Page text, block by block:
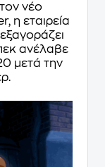
νέο
η εταιρεία
ανέλαβε
μετά την